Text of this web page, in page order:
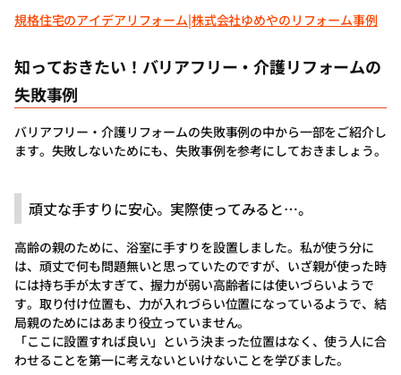
規格住宅のアイデアリフォーム|株式会社ゆめやのリフォーム事例
知っておきたい！バリアフリー・介護リフォームの
失敗事例
バリアフリー・介護リフォームの失敗事例の中から一部をご紹介し
ます。失敗しないためにも、失敗事例を参考にしておきましょう。
頑丈な手すりに安心。実際使ってみると…。
高齢の親のために、浴室に手すりを設置しました。私が使う分に
は、頑丈で何も問題無いと思っていたのですが、いざ親が使った時
には持ち手が太すぎて、握力が弱い高齢者には使いづらいようで
す。取り付け位置も、力が入れづらい位置になっているようで、結
局親のためにはあまり役立っていません。
「ここに設置すれば良い」という決まった位置はなく、使う人に合
わせることを第一に考えないといけないことを学びました。